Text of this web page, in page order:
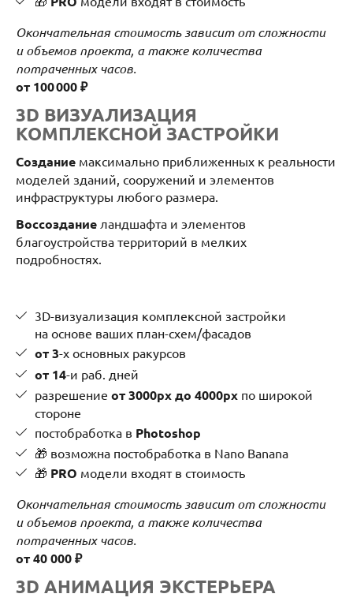
Окончательная стоимость зависит от сложности
и объемов проекта, а также количества
потраченных часов.
от 100 000 ₽
3D ВИЗУАЛИЗАЦИЯ
КОМПЛЕКСНОЙ ЗАСТРОЙКИ
Создание максимально приближенных к реальности
моделей зданий, сооружений и элементов
инфраструктуры любого размера.
Воссоздание ландшафта и элементов
благоустройства территорий в мелких
подробностях.
3D-визуализация комплексной застройки
на основе ваших план-схем/фасадов
от 3-х основных ракурсов
от 14-и раб. дней
разрешение от 3000px до 4000px по широкой
стороне
постобработка в Photoshop
🎁 возможна постобработка в Nano Banana
🎁 PRO модели входят в стоимость
Окончательная стоимость зависит от сложности
и объемов проекта, а также количества
потраченных часов.
от 40 000 ₽
3D АНИМАЦИЯ ЭКСТЕРЬЕРА